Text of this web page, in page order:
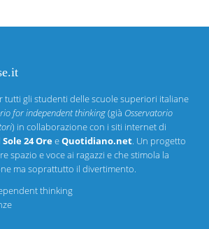
tutti gli studenti delle scuole superiori italiane
for independent thinking(già Osservatorio
) in collaborazione con i siti internet di
Sole 24 OreeQuotidiano.net. Un progetto
spazio e voce ai ragazzi e che stimola la
ma soprattutto il divertimento.
thinking